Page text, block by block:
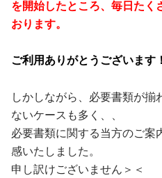
を開始したところ、 毎日たく
おります。
ご利用ありがとうございます
しかしながら、必要書類が揃
ないケースも多く、、
必要書類に関する当方のご案
感いたしました。
申し訳けございません＞＜